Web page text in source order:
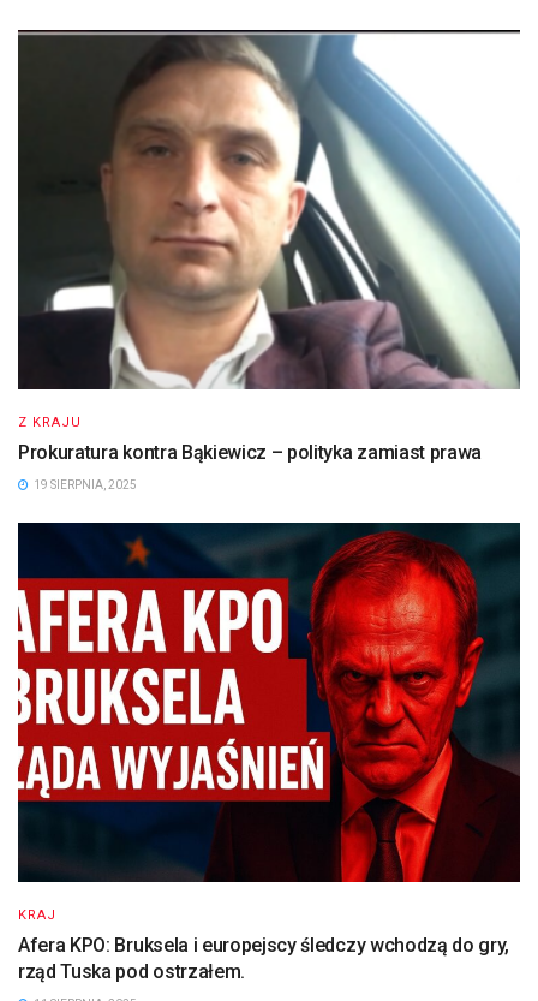
Z KRAJU
Prokuratura kontra Bąkiewicz – polityka zamiast prawa
19 SIERPNIA, 2025
KRAJ
Afera KPO: Bruksela i europejscy śledczy wchodzą do gry,
rząd Tuska pod ostrzałem.